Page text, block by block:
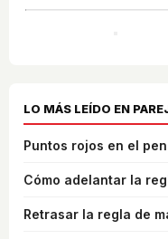
LO MÁS LEÍDO EN
Puntos rojos en el
Cómo adelantar la
Retrasar la regla de